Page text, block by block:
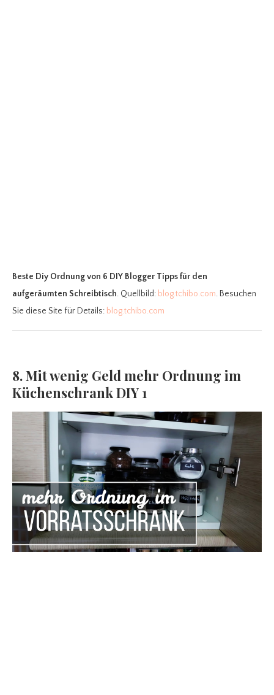
Beste Diy Ordnungvon 6 DIY Blogger Tipps für den
aufgeräumten Schreibtisch. Quellbild: blog.tchibo.com. Besuchen
Sie diese Site für Details: blog.tchibo.com
8. Mit wenig Geld mehr Ordnung im
Küchenschrank DIY 1